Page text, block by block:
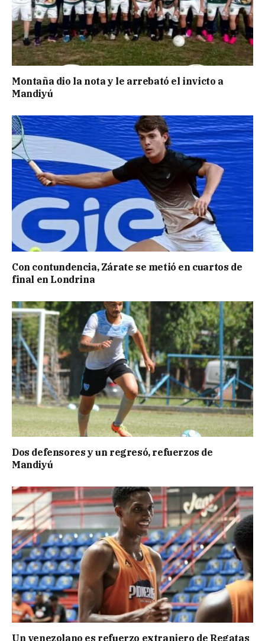
Montaña dio la nota y le arrebató el invicto a
Mandiyú
Con contundencia, Zárate se metió en cuartos de
final en Londrina
Dos defensores y un regresó, refuerzos de
Mandiyú
Un venezolano es refuerzo extranjero de Regatas